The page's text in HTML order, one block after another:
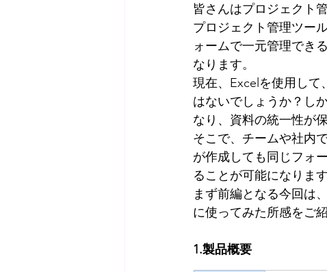
皆さんはプロジェクト
プロジェクト管理ツー
ォームで一元管理でき
なります。
現在、Excelを使用して
はないでしょうか？し
なり、資料の統一性が
そこで、チームや社内
が作成しても同じフォ
ることが可能になります
まず前編となる今回は
に使ってみた所感をご
1.製品概要